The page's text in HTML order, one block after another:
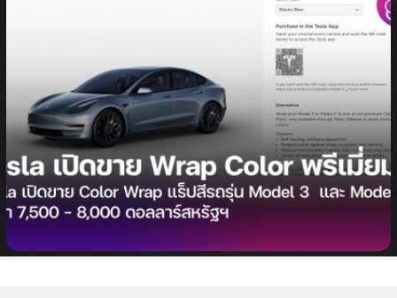
Tesla เปิดขาย Color Wrap แร็ปสีรถรุ่น
Model 3 และ Model Y ราคา 7,500 – 8,000
ดอลลาร์สหรัฐฯ